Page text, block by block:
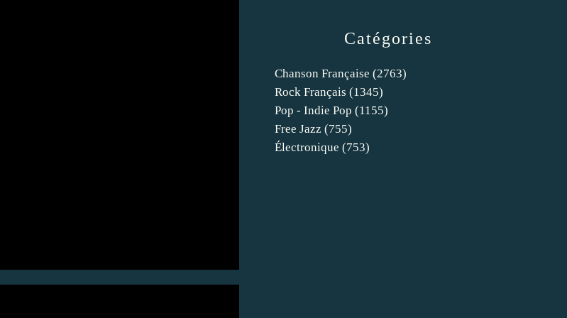
Catégories
Chanson Française (2763)
Rock Français (1345)
Pop - Indie Pop (1155)
Free Jazz (755)
Électronique (753)